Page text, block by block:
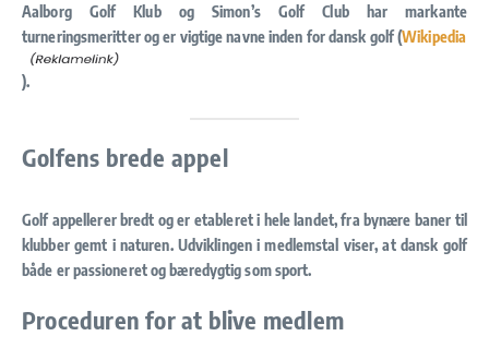
Aalborg Golf Klub og Simon’s Golf Club har markante
turneringsmeritter og er vigtige navne inden for dansk golf (Wikipedia
).
Golfens brede appel
Golf appellerer bredt og er etableret i hele landet, fra bynære baner til
klubber gemt i naturen. Udviklingen i medlemstal viser, at dansk golf
både er passioneret og bæredygtig som sport.
Proceduren for at blive medlem